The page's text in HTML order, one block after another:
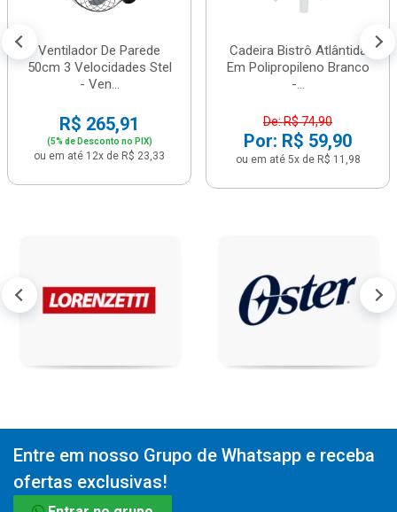
Ventilador De Parede
50cm 3 Velocidades Stel
- Ven...
R$ 265,91
(5% de Desconto no PIX)
ou em até 12x de R$ 23,33
Cadeira Bistrô Atlântida
Em Polipropileno Branco
-...
De: R$ 74,90
Por: R$ 59,90
ou em até 5x de R$ 11,98
Entre em nosso Grupo de Whatsapp e receba
ofertas exclusivas!